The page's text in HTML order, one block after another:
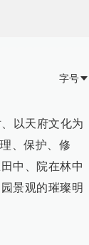
字号
以天府文化为
、保护、修
中、院在林中
景观的璀璨明